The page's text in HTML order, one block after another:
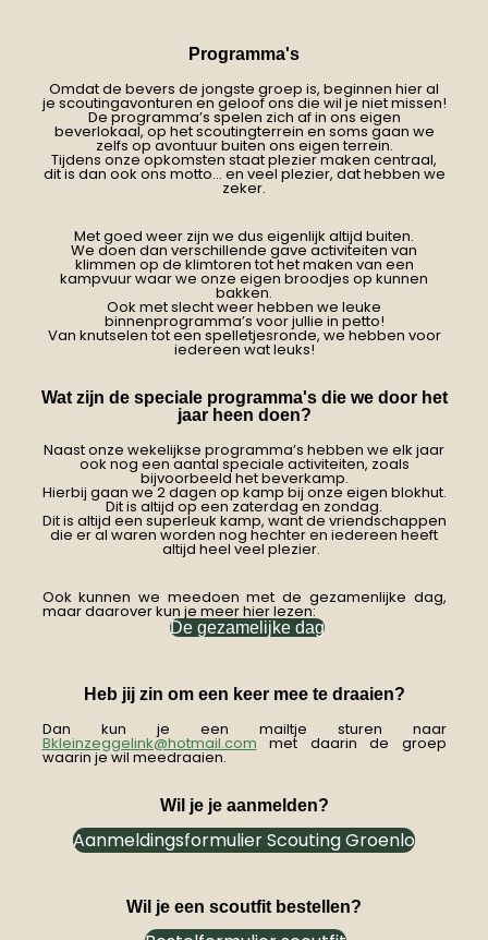
Programma's
Omdat de bevers de jongste groep is, beginnen hier al
je scoutingavonturen en geloof ons die wil je niet missen!
De programma’s spelen zich af in ons eigen
beverlokaal, op het scoutingterrein en soms gaan we
zelfs op avontuur buiten ons eigen terrein.
Tijdens onze opkomsten staat plezier maken centraal,
dit is dan ook ons motto... en veel plezier, dat hebben we
zeker.
Met goed weer zijn we dus eigenlijk altijd buiten.
We doen dan verschillende gave activiteiten van
klimmen op de klimtoren tot het maken van een
kampvuur waar we onze eigen broodjes op kunnen
bakken.
Ook met slecht weer hebben we leuke
binnenprogramma’s voor jullie in petto!
Van knutselen tot een spelletjesronde, we hebben voor
iedereen wat leuks!
Wat zijn de speciale programma's die we door het
jaar heen doen?
Naast onze wekelijkse programma’s hebben we elk jaar
ook nog een aantal speciale activiteiten, zoals
bijvoorbeeld het beverkamp.
Hierbij gaan we 2 dagen op kamp bij onze eigen blokhut.
Dit is altijd op een zaterdag en zondag.
Dit is altijd een superleuk kamp, want de vriendschappen
die er al waren worden nog hechter en iedereen heeft
altijd heel veel plezier.
Ook kunnen we meedoen met de gezamenlijke dag,
maar daarover kun je meer hier lezen:
De gezamelijke dag
Heb jij zin om een keer mee te draaien?
Dan kun je een mailtje sturen naar
Bkleinzeggelink@hotmail.com met daarin de groep
waarin je wil meedraaien.
Wil je je aanmelden?
Aanmeldingsformulier Scouting Groenlo
Wil je een scoutfit bestellen?